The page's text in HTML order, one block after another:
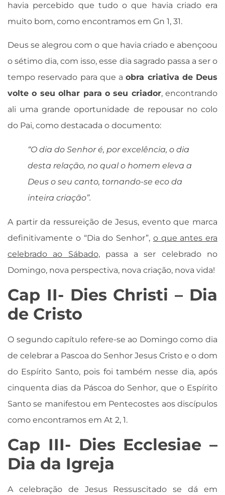
havia percebido que tudo o que havia criado era
muito bom, como encontramos em Gn 1, 31.
Deus se alegrou com o que havia criado e abençoou
o sétimo dia, com isso, esse dia sagrado passa a ser o
tempo reservado para que aobra criativa de Deus
volte o seu olhar para o seu criador, encontrando
ali uma grande oportunidade de repousar no colo
do Pai, como destacada o documento:
“O dia do Senhor é, por excelência, o dia
desta relação, no qual o homem eleva a
Deus o seu canto, tornando-se eco da
inteira criação”.
A partir da ressureição de Jesus, evento que marca
definitivamente o “Dia do Senhor”, o que antes era
celebrado ao Sábado,passa a ser celebrado no
Domingo, nova perspectiva, nova criação, nova vida!
Cap II- Dies Christi – Dia
de Cristo
O segundo capítulo refere-se ao Domingo como dia
de celebrar a Pascoa do Senhor Jesus Cristo e o dom
do Espírito Santo, pois foi também nesse dia, após
cinquenta dias da Páscoa do Senhor, que o Espírito
Santo se manifestou em Pentecostes aos discípulos
como encontramos em At 2, 1.
Cap III- Dies Ecclesiae –
Dia da Igreja
A celebração de Jesus Ressuscitado se dá em